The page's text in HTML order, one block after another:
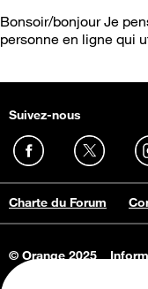
Bonsoir/bonjour Je
personne en ligne qui
Suivez-nous
Charte du Forum
© Orange 2025